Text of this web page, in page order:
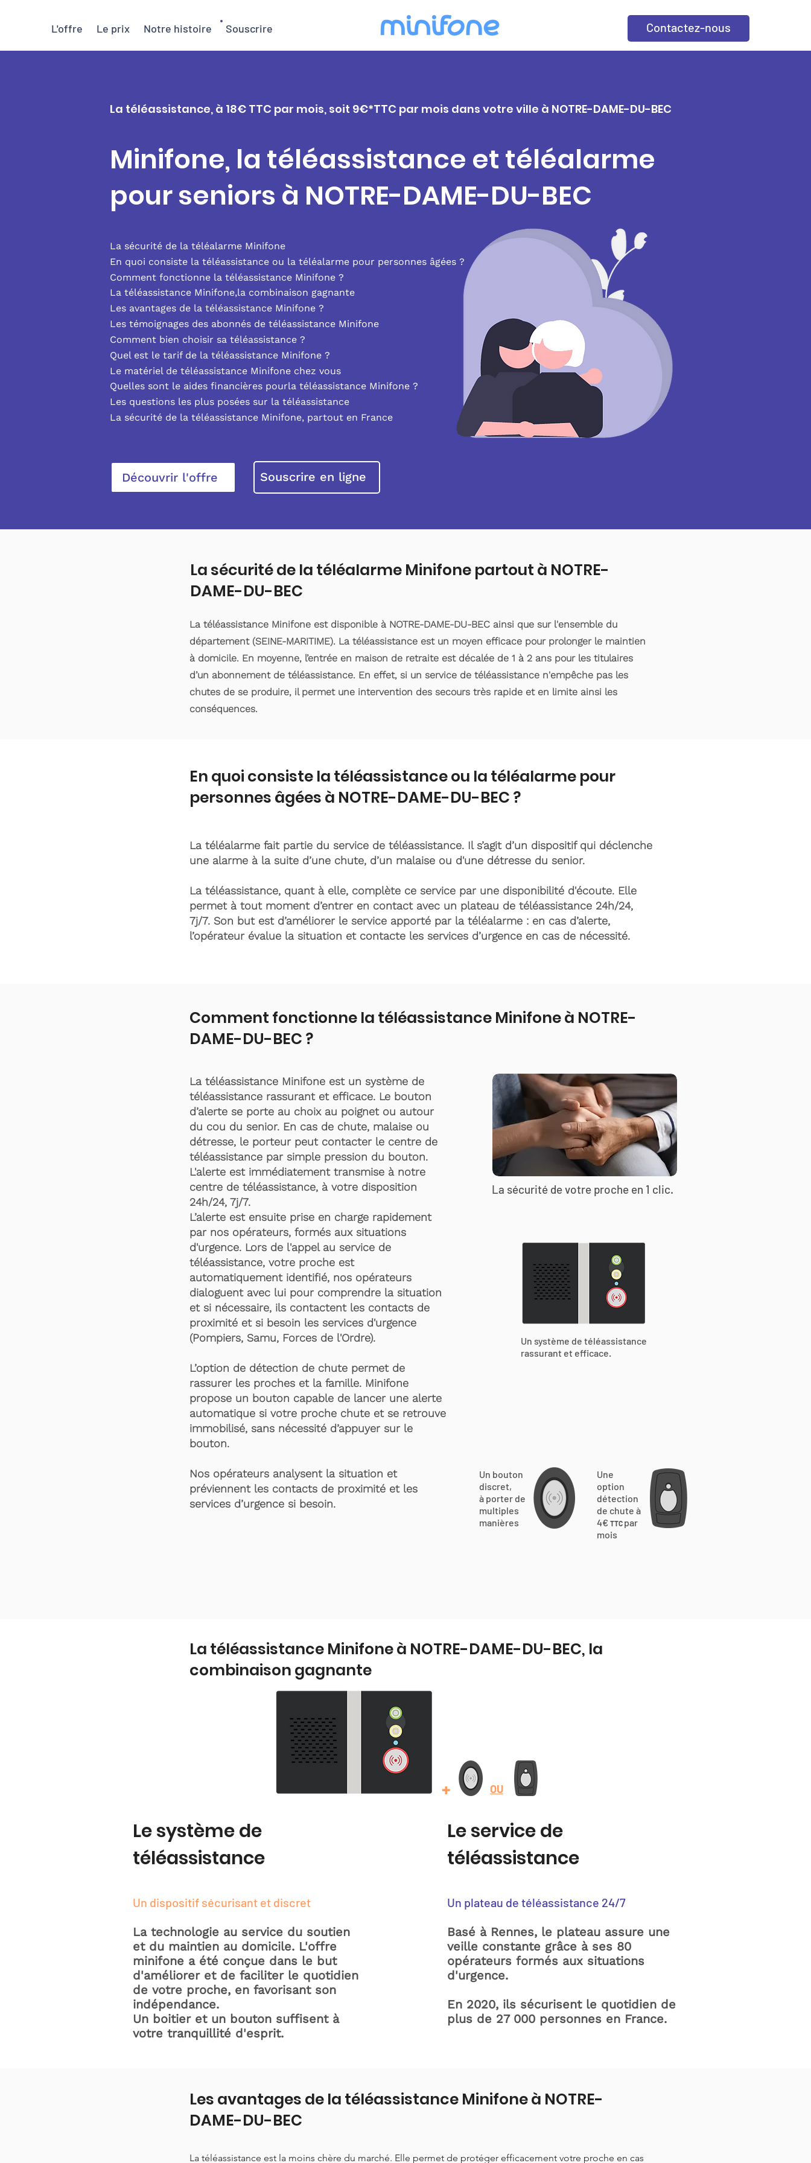
L'offre Le prix Notre histoire Souscrire Contactez-nous
La téléassistance, à 18€ TTC par mois, soit 9€*TTC par mois dans votre ville à NOTRE-DAME-DU-BEC
Minifone, la téléassistance et téléalarme
pour seniors à NOTRE-DAME-DU-BEC
La sécurité de la téléalarme Minifone
En quoi consiste la téléassistance ou la téléalarme pour personnes âgées ?
Comment fonctionne la téléassistance Minifone ?
La téléassistance Minifone,la combinaison gagnante
Les avantages de la téléassistance Minifone ?
Les témoignages des abonnés de téléassistance Minifone
Comment bien choisir sa téléassistance ?
Quel est le tarif de la téléassistance Minifone ?
Le matériel de téléassistance Minifone chez vous
Quelles sont le aides financières pourla téléassistance Minifone ?
Les questions les plus posées sur la téléassistance
La sécurité de la téléassistance Minifone, partout en France
Découvrir l'offre Souscrire en ligne
La sécurité de la téléalarme Minifone partout à NOTRE-
DAME-DU-BEC
La téléassistance Minifone est disponible à NOTRE-DAME-DU-BEC ainsi que sur l'ensemble du
département (SEINE-MARITIME). La téléassistance est un moyen efficace pour prolonger le maintien
à domicile. En moyenne, l’entrée en maison de retraite est décalée de 1 à 2 ans pour les titulaires
d’un abonnement de téléassistance. En effet, si un service de téléassistance n'empêche pas les
chutes de se produire, il permet une intervention des secours très rapide et en limite ainsi les
conséquences.
En quoi consiste la téléassistance ou la téléalarme pour
personnes âgées à NOTRE-DAME-DU-BEC ?
La téléalarme fait partie du service de téléassistance. Il s’agit d’un dispositif qui déclenche
une alarme à la suite d’une chute, d’un malaise ou d'une détresse du senior.
La téléassistance, quant à elle, complète ce service par une disponibilité d'écoute. Elle
permet à tout moment d’entrer en contact avec un plateau de téléassistance 24h/24,
7j/7. Son but est d’améliorer le service apporté par la téléalarme : en cas d’alerte,
l’opérateur évalue la situation et contacte les services d’urgence en cas de nécessité.
Comment fonctionne la téléassistance Minifone à NOTRE-
DAME-DU-BEC ?
La téléassistance Minifone est un système de
téléassistance rassurant et efficace. Le bouton
d’alerte se porte au choix au poignet ou autour
du cou du senior. En cas de chute, malaise ou
détresse, le porteur peut contacter le centre de
téléassistance par simple pression du bouton.
L'alerte est immédiatement transmise à notre
centre de téléassistance, à votre disposition
24h/24, 7j/7.
L’alerte est ensuite prise en charge rapidement
par nos opérateurs, formés aux situations
d'urgence. Lors de l'appel au service de
téléassistance, votre proche est
automatiquement identifié, nos opérateurs
dialoguent avec lui pour comprendre la situation
et si nécessaire, ils contactent les contacts de
proximité et si besoin les services d'urgence
(Pompiers, Samu, Forces de l'Ordre).
L’option de détection de chute permet de
rassurer les proches et la famille. Minifone
propose un bouton capable de lancer une alerte
automatique si votre proche chute et se retrouve
immobilisé, sans nécessité d’appuyer sur le
bouton.
Nos opérateurs analysent la situation et
préviennent les contacts de proximité et les
services d’urgence si besoin.
La sécurité de votre proche en 1 clic.
Un système de téléassistance
rassurant et efficace.
Un bouton
discret,
à porter de
multiples
manières
Une
option
détection
de chute à
4€ TTC par
mois
La téléassistance Minifone à NOTRE-DAME-DU-BEC, la
combinaison gagnante
Le système de
téléassistance
Un dispositif sécurisant et discret
La technologie au service du soutien
et du maintien au domicile. L'offre
minifone a été conçue dans le but
d'améliorer et de faciliter le quotidien
de votre proche, en favorisant son
indépendance.
Un boitier et un bouton suffisent à
votre tranquillité d'esprit.
+ OU
Le service de
téléassistance
Un plateau de téléassistance 24/7
Basé à Rennes, le plateau assure une
veille constante grâce à ses 80
opérateurs formés aux situations
d'urgence.
En 2020, ils sécurisent le quotidien de
plus de 27 000 personnes en France.
Les avantages de la téléassistance Minifone à NOTRE-
DAME-DU-BEC
La téléassistance est la moins chère du marché. Elle permet de protéger efficacement votre proche en cas